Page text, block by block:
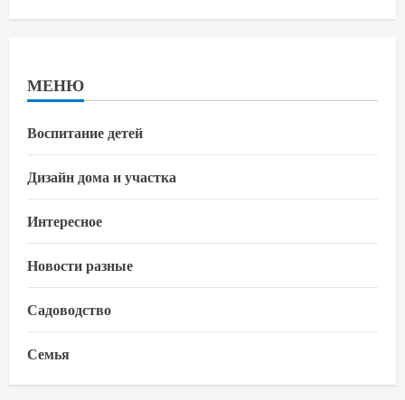
МЕНЮ
Воспитание детей
Дизайн дома и участка
Интересное
Новости разные
Садоводство
Семья